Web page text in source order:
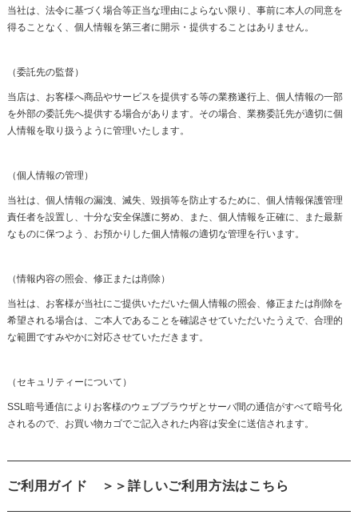
当社は、法令に基づく場合等正当な理由によらない限り、事前に本人の同意を
得ることなく、個人情報を第三者に開示・提供することはありません。
（委託先の監督）
当店は、お客様へ商品やサービスを提供する等の業務遂行上、個人情報の一部
を外部の委託先へ提供する場合があります。その場合、業務委託先が適切に個
人情報を取り扱うように管理いたします。
（個人情報の管理）
当社は、個人情報の漏洩、滅失、毀損等を防止するために、個人情報保護管理
責任者を設置し、十分な安全保護に努め、また、個人情報を正確に、また最新
なものに保つよう、お預かりした個人情報の適切な管理を行います。
（情報内容の照会、修正または削除）
当社は、お客様が当社にご提供いただいた個人情報の照会、修正または削除を
希望される場合は、ご本人であることを確認させていただいたうえで、合理的
な範囲ですみやかに対応させていただきます。
（セキュリティーについて）
SSL暗号通信によりお客様のウェブブラウザとサーバ間の通信がすべて暗号化
されるので、お買い物カゴでご記入された内容は安全に送信されます。
ご利用ガイド ＞＞詳しいご利用方法はこちら